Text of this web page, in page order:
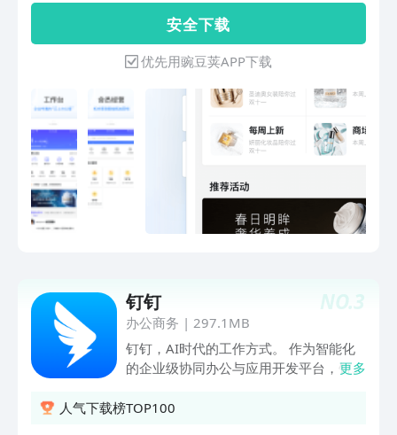
常作业四个部分。办公工具包含：考勤、
公告、通讯录、任务等；营销工具包含：
会员招募、会员查询、发券、代客充值
等；门店管理包含：巡店管理、报表、采
购管理等；日常作业包含：拣货、送货、
外勤等。通过这些能力的组合和搭配，能
让商户更好的触达用户、服务用户，让用
户拥有更美好的购物体验。
安 全 下 载
优先用豌豆荚APP下载
NO.3
钉钉
办公商务 | 297.1MB
钉钉，AI时代的工作方式。 作为智能化
的企业级协同办公与应用开发平台，钉钉
企业与组织。10年来坚持用智能技术为
更多
人气下载榜TOP100